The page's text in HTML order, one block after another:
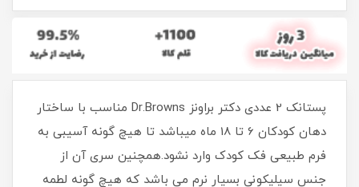
پستانک 2 عددی دکتر براونز Dr.Browns مناسب با ساختار
دهان کودکان 6 تا 18 ماه میباشد تا هیچ گونه آسیبی به
فرم طبیعی فک کودک وارد نشود.همچنین سری آن از
جنس سیلیکونی بسیار نرم می باشد که هیچ گونه لطمه